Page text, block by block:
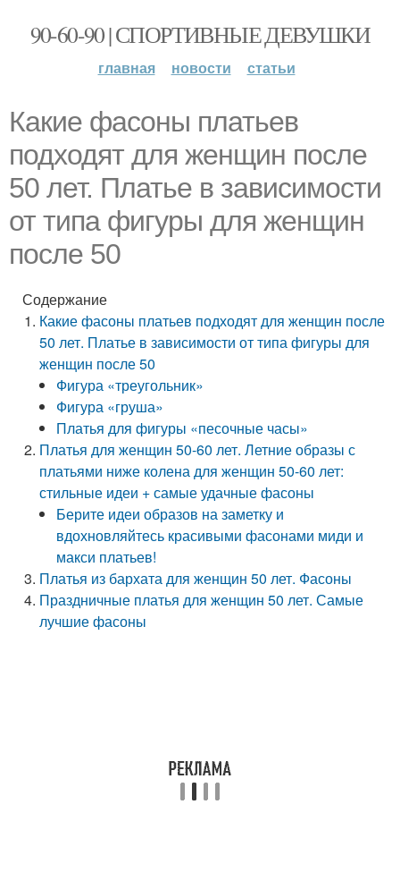
90-60-90 | СПОРТИВНЫЕ ДЕВУШКИ
главная новости статьи
Какие фасоны платьев
подходят для женщин после
50 лет. Платье в зависимости
от типа фигуры для женщин
после 50
Содержание
Какие фасоны платьев подходят для женщин после
50 лет. Платье в зависимости от типа фигуры для
женщин после 50
Фигура «треугольник»
Фигура «груша»
Платья для фигуры «песочные часы»
Платья для женщин 50-60 лет. Летние образы с
платьями ниже колена для женщин 50-60 лет:
стильные идеи + самые удачные фасоны
Берите идеи образов на заметку и
вдохновляйтесь красивыми фасонами миди и
макси платьев!
Платья из бархата для женщин 50 лет. Фасоны
Праздничные платья для женщин 50 лет. Самые
лучшие фасоны